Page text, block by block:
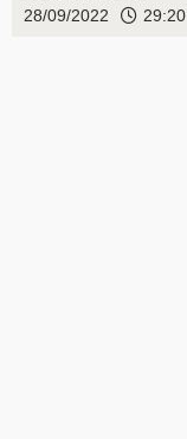
28/09/2022 29:20